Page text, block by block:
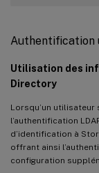
Authentification
Utilisation des
Directory
Lorsqu’un utilisateur
l’authentification
d’identification à
offrant ainsi
configuration